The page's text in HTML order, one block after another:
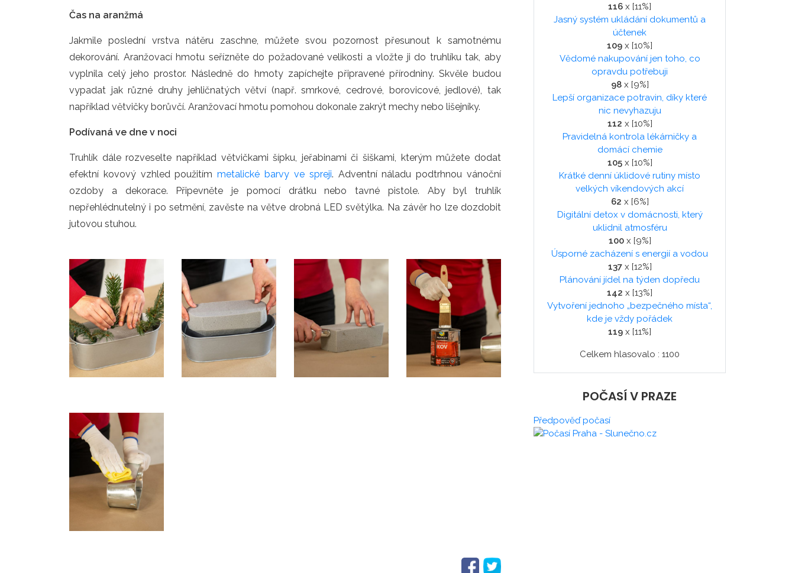
Čas na aranžmá
Jakmile poslední vrstva nátěru zaschne, můžete svou pozornost přesunout k samotnému
dekorování. Aranžovací hmotu seřízněte do požadované velikosti a vložte ji do truhlíku tak, aby
vyplnila celý jeho prostor. Následně do hmoty zapíchejte připravené přírodniny. Skvěle budou
vypadat jak různé druhy jehličnatých větví (např. smrkové, cedrové, borovicové, jedlové), tak
například větvičky borůvčí. Aranžovací hmotu pomohou dokonale zakrýt mechy nebo lišejníky.
Podívaná ve dne v noci
Truhlík dále rozveselte například větvičkami šípku, jeřabinami či šiškami, kterým můžete dodat
efektní kovový vzhled použitímmetalické barvy ve spreji. Adventní náladu podtrhnou vánoční
ozdoby a dekorace. Připevněte je pomocí drátku nebo tavné pistole. Aby byl truhlík
nepřehlédnutelný i po setmění, zavěste na větve drobná LED světýlka. Na závěr ho lze dozdobit
jutovou stuhou.
116 x [11%]
Jasný systém ukládání dokumentů a
účtenek
109 x [10%]
Vědomé nakupování jen toho, co
opravdu potřebuji
98x [9%]
Lepší organizace potravin, díky které
nic nevyhazuju
112 x [10%]
Pravidelná kontrola lékárničky a
domácí chemie
105x [10%]
Krátké denní úklidové rutiny místo
velkých víkendových akcí
62 x [6%]
Digitální detox v domácnosti, který
uklidnil atmosféru
100x [9%]
Úsporné zacházení s energií a vodou
137x [12%]
Plánování jídel na týden dopředu
142 x [13%]
Vytvoření jednoho „bezpečného místa“,
kde je vždy pořádek
119 x [11%]
Celkem hlasovalo : 1100
POČASÍ V PRAZE
Předpověď počasí